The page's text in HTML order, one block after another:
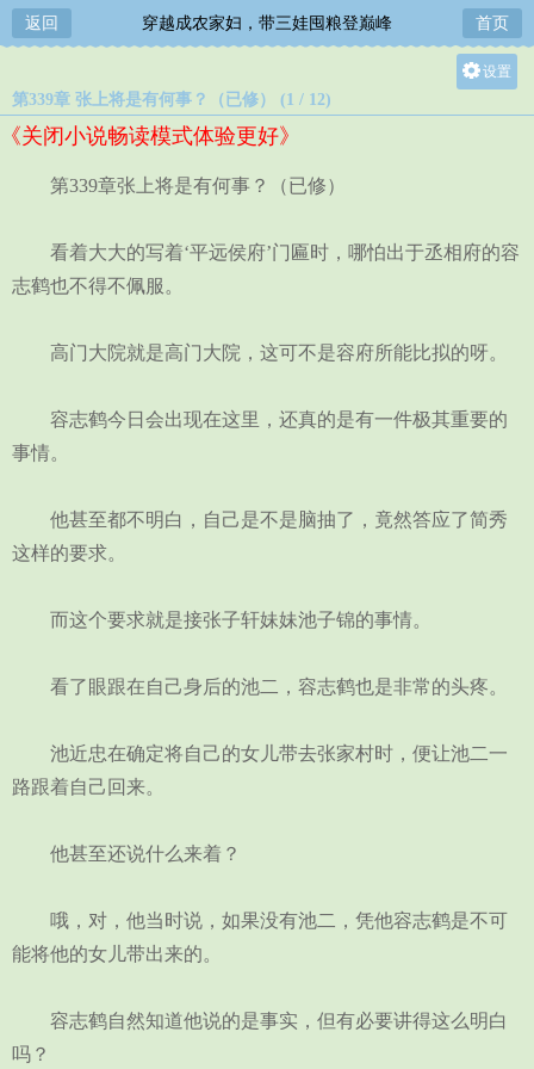
返回 穿越成农家妇，带三娃囤粮登巅峰 首页
设置
第339章 张上将是有何事？（已修） (1 / 12)
《关闭小说畅读模式体验更好》
第339章张上将是有何事？（已修）
看着大大的写着‘平远侯府’门匾时，哪怕出于丞相府的容
志鹤也不得不佩服。
高门大院就是高门大院，这可不是容府所能比拟的呀。
容志鹤今日会出现在这里，还真的是有一件极其重要的
事情。
他甚至都不明白，自己是不是脑抽了，竟然答应了简秀
这样的要求。
而这个要求就是接张子轩妹妹池子锦的事情。
看了眼跟在自己身后的池二，容志鹤也是非常的头疼。
池近忠在确定将自己的女儿带去张家村时，便让池二一
路跟着自己回来。
他甚至还说什么来着？
哦，对，他当时说，如果没有池二，凭他容志鹤是不可
能将他的女儿带出来的。
容志鹤自然知道他说的是事实，但有必要讲得这么明白
吗？